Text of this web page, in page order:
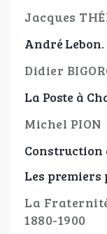
Jacques
André
Didier
La Poste à
Michel PION
Construction
Les premiers
La
1880-1900